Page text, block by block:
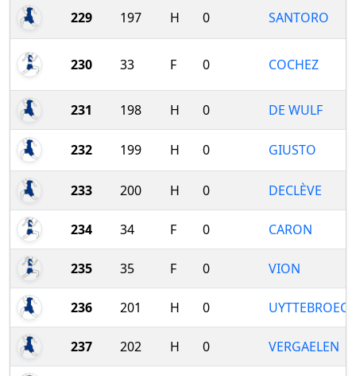
229 197 H 0 SANTORO
230 33 F 0 COCHEZ
231 198 H 0 DE WULF
232 199 H 0 GIUSTO
233 200 H 0 DECLÈVE
234 34 F 0 CARON
235 35 F 0 VION
236 201 H 0 UYTTEBROECK
237 202 H 0 VERGAELEN